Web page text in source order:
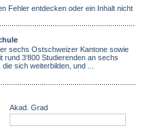
Fehler entdecken oder ein Inhalt nicht
sechs Ostschweizer Kantone sowie
3‘800 Studierenden an sechs
sich weiterbilden, und ...
Akad. Grad